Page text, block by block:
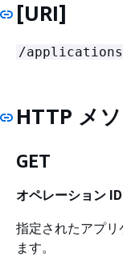
[URI]
/
HTTP メ
GET
オペレーション
指定されたアプ
ます。